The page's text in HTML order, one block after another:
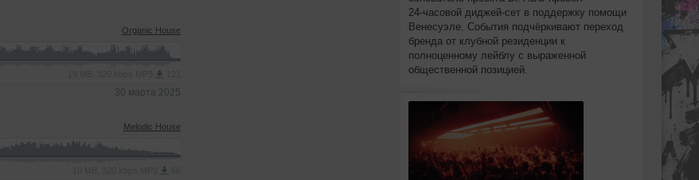
Organic House
30 марта 2025
Melodic House
24‑часовой диджей‑сет в поддержку помощи
Венесуэле. События подчёркивают переход
бренда от клубной резиденции к
полноценному лейблу с выраженной
общественной позицией.